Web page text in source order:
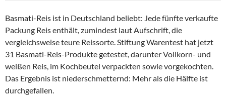
Basmati-Reis ist in Deutschland beliebt: Jede fünfte verkaufte
Packung Reis enthält, zumindest laut Aufschrift, die
vergleichsweise teure Reissorte. Stiftung Warentest hat jetzt
31 Basmati-Reis-Produkte getestet, darunter Vollkorn- und
weißen Reis, im Kochbeutel verpackten sowie vorgekochten.
Das Ergebnis ist niederschmetternd: Mehr als die Hälfte ist
durchgefallen.